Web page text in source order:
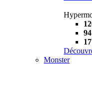
Monster